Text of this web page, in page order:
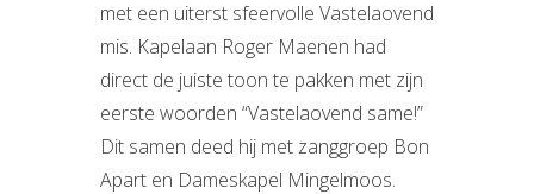
met een uiterst sfeervolle Vastelaovend
mis. Kapelaan Roger Maenen had
direct de juiste toon te pakken met zijn
eerste woorden “Vastelaovend same!”
Dit samen deed hij met zanggroep Bon
Apart en Dameskapel Mingelmoos.